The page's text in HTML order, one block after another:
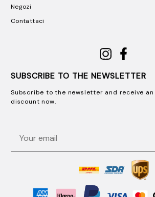
Negozi
Contattaci
SUBSCRIBE TO THE NEWSLETTER
Subscribe to the newsletter and receive an
discount now.